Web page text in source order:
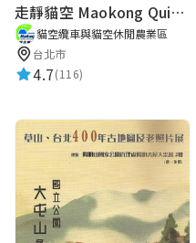
走靜貓空 Maokong Quiet Walks
貓空纜車與貓空休閒農業區
台北市
4.7(116)